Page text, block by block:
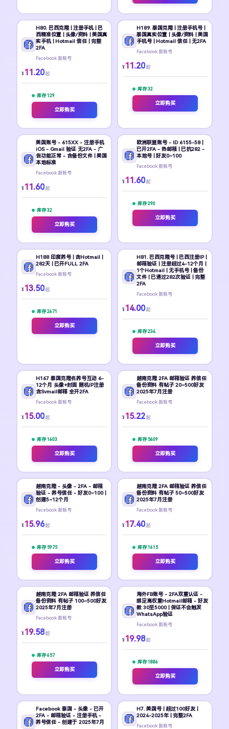
H80. 巴西克隆 | 注册手机 | 巴
西精准位置 | 头像/资料 | 美国真
实手机 | Hotmail 信任 | 完整
2FA
Facebook 新账号
¥11.20 起
库存 129
立即购买
H189. 泰国克隆 | 注册手机号 |
泰国真实位置 | 头像/资料 | 美国
手机号 | Hotmail 信任 | 无2FA
Facebook 新账号
¥11.20 起
库存 32
立即购买
美国账号 - 615XX - 注册手机
iOS - Gmail 验证 无2FA - 广
告功能正常 - 含备份文件 | 美国
本地标准
Facebook 新账号
¥11.60 起
库存 32
立即购买
欧洲联盟账号 - ID 6155-58 |
已开2FA - 热邮箱 | 已抗282 -
本地号 | 好友0~100
Facebook 新账号
¥11.60 起
库存 290
立即购买
H188 印度养号 | 含Hotmail |
282天 | 已开FULL 2FA
Facebook 新账号
¥13.50 起
库存 2671
立即购买
H81. 巴西克隆号 | 巴西注册IP |
邮箱验证 | 注册超过4-12个月 |
1个Hotmail | 无手机号 | 备份
文件 | 已通过282次验证 | 完整
2FA
Facebook 新账号
¥14.00 起
库存 234
立即购买
H167 泰国克隆名养号互动 6-
12个月 头像+封面 随机IP注册
含Svmail邮箱 全开2FA
Facebook 新账号
¥15.00 起
库存 1603
立即购买
越南克隆 2FA 邮箱验证 养信任
备份资料 有帖子 20~500好友
2025年7月注册
Facebook 新账号
¥15.22 起
库存 5609
立即购买
越南克隆 - 头像 - 2FA - 邮箱
验证 - 养号信任 - 好友0~100 |
创建5~12个月
Facebook 新账号
¥15.96 起
库存 5975
立即购买
越南克隆 2FA 邮箱验证 养信任
备份资料 有帖子 50~500好友
2025年7月注册
Facebook 新账号
¥17.40 起
库存 1615
立即购买
越南克隆 2FA 邮箱验证 养信任
备份资料 有帖子 100~500好友
2025年7月注册
Facebook 新账号
¥19.58 起
库存 657
立即购买
海外FB账号 - 2FA双重认证 -
绑定高权重Hotmail邮箱 - 好友
数 30至5000 | 保证不会触发
WhatsApp验证
Facebook 新账号
¥19.98 起
库存 1886
立即购买
Facebook 泰国 - 头像 - 已开
2FA - 邮箱验证 - 注册手机 -
养号信任 - 创建于 2025年7月
H7. 美国号 | 超过100好友 |
2024-2025年 | 完整2FA
Facebook 新账号